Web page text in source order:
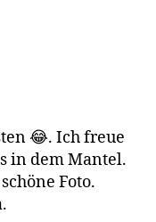
😂. Ich freue
in dem Mantel.
Foto.